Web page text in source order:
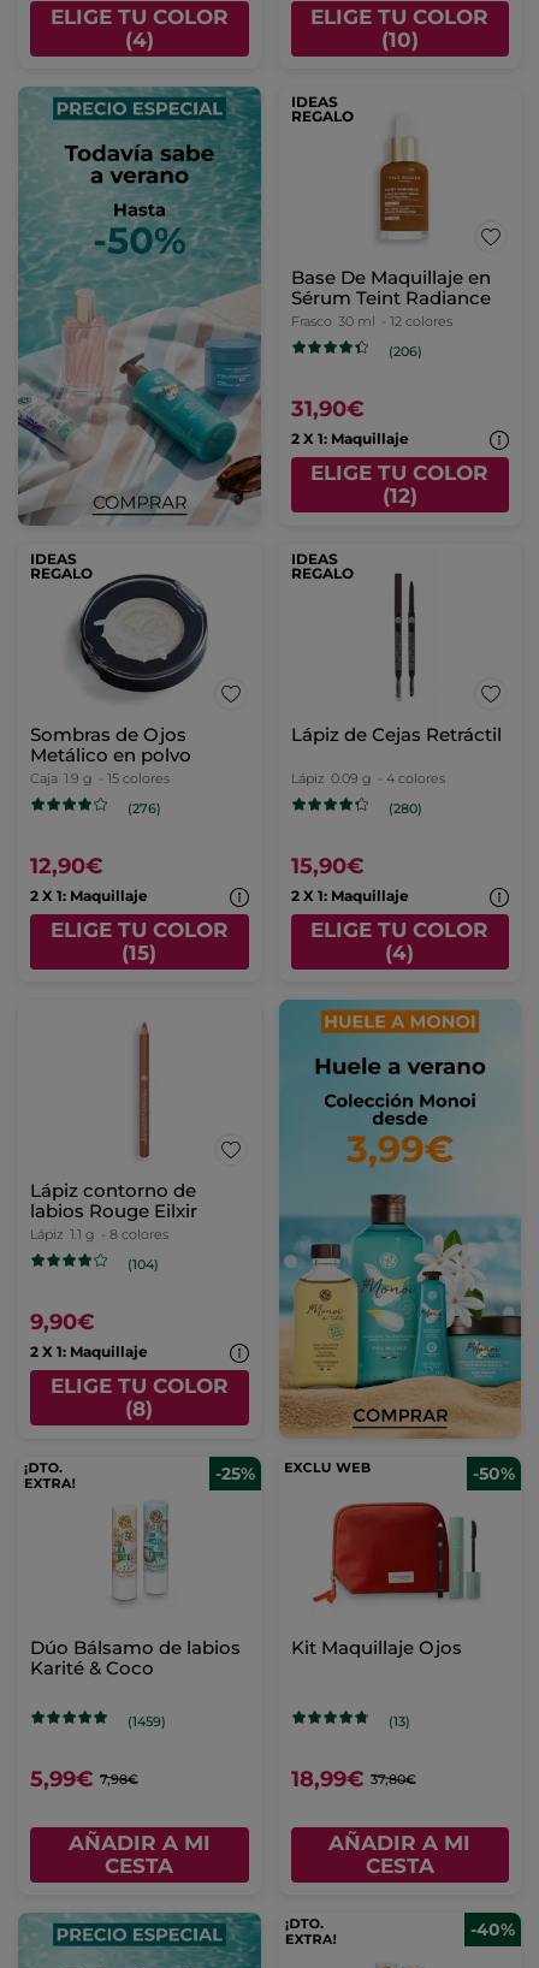
ELIGE TU COLOR
(4)
ELIGE TU COLOR
(10)
IDEAS
REGALO
Base De Maquillaje en
Sérum Teint Radiance
Frasco 30 ml - 12 colores
(206)
31,90€
2 X 1: Maquillaje
ELIGE TU COLOR
(12)
IDEAS
REGALO
Sombras de Ojos
Metálico en polvo
Caja 1.9 g - 15 colores
(276)
12,90€
2 X 1: Maquillaje
ELIGE TU COLOR
(15)
IDEAS
REGALO
Lápiz de Cejas Retráctil
Lápiz 0.09 g - 4 colores
(280)
15,90€
2 X 1: Maquillaje
ELIGE TU COLOR
(4)
Lápiz contorno de
labios Rouge Eilxir
Lápiz 1.1 g - 8 colores
(104)
9,90€
2 X 1: Maquillaje
ELIGE TU COLOR
(8)
-25%
Dúo Bálsamo de labios
Karité & Coco
(1459)
5,99€ 7,98€
AÑADIR A MI
CESTA
-50%
Kit Maquillaje Ojos
(13)
18,99€ 37,80€
AÑADIR A MI
CESTA
-40%